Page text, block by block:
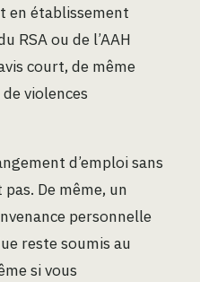
en établissement
RSA ou de l’AAH
court, de même
violences
d’emploi sans
De même, un
personnelle
reste soumis au
si vous